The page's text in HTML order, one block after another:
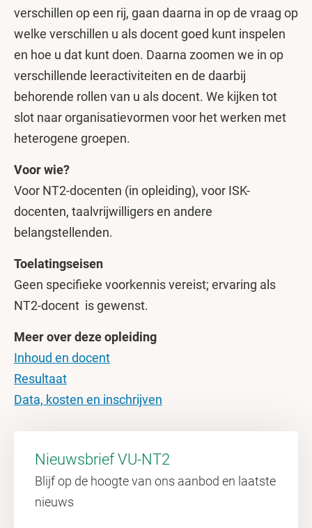
verschillen op een rij, gaan daarna in op de vraag op
welke verschillen u als docent goed kunt inspelen
en hoe u dat kunt doen. Daarna zoomen we in op
verschillende leeractiviteiten en de daarbij
behorende rollen van u als docent. We kijken tot
slot naar organisatievormen voor het werken met
heterogene groepen.
Voor wie?
Voor NT2-docenten (in opleiding), voor ISK-
docenten, taalvrijwilligers en andere
belangstellenden.
Toelatingseisen
Geen specifieke voorkennis vereist; ervaring als
NT2-docent is gewenst.
Meer over deze opleiding
Inhoud en docent
Resultaat
Data, kosten en inschrijven
Nieuwsbrief VU-NT2
Blijf op de hoogte van ons aanbod en laatste
nieuws